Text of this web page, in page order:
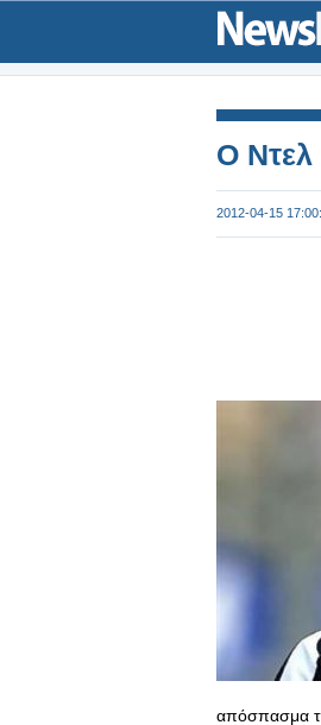
O Ντελ
2012-04-15
απόσπασμα